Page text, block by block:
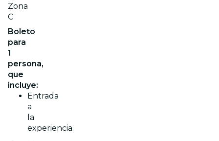
Zona
C
Boleto
para
1
persona,
que
incluye:
Entrada
a
la
experiencia